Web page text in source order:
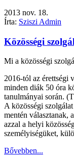
2013 nov. 18.
Írta: Sziszi Admin
Közösségi
Mi a közösségi
2016-tól az érettségi
minden diák 50 óra
tanulmányai során.
A közösségi
mentén választanak,
azzal a helyi
személyiségüket,
Bővebben...